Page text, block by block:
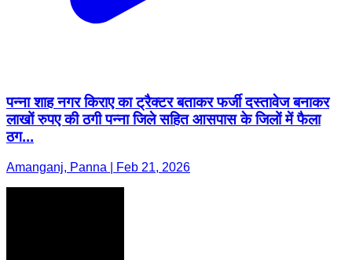
पन्ना शाह नगर किराए का ट्रैक्टर बताकर फर्जी दस्तावेज बनाकर
लाखों रुपए की ठगी पन्ना जिले सहित आसपास के जिलों में फैला
ठग...
Amanganj, Panna | Feb 21, 2026